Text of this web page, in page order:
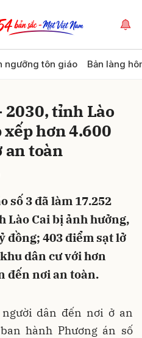
ngưỡng tôn giáo Bản làng
2030, tỉnh Lào
xếp hơn 4.600
an toàn
số 3 đã làm 17.252
Lào Cai bị ảnh hưởng,
đồng; 403 điểm sạt lở
dân cư với hơn
đến nơi an toàn.
dân đến nơi ở an
hành Phương án số